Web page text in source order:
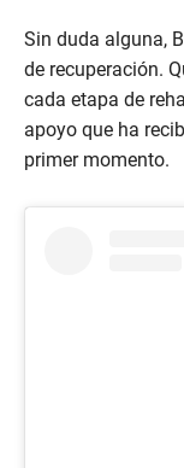
Sin duda alguna,
de recuperación.
cada etapa de
apoyo que ha
primer momento.